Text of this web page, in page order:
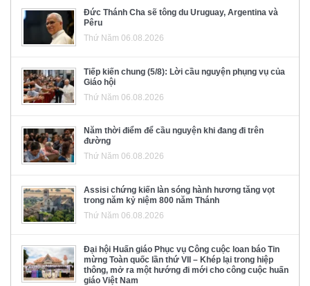
Đức Thánh Cha sẽ tông du Uruguay, Argentina và
Pêru
Thứ Năm 06.08.2026
Tiếp kiến chung (5/8): Lời cầu nguyện phụng vụ của
Giáo hội
Thứ Năm 06.08.2026
Năm thời điểm để cầu nguyện khi đang đi trên
đường
Thứ Năm 06.08.2026
Assisi chứng kiến làn sóng hành hương tăng vọt
trong năm kỷ niệm 800 năm Thánh
Thứ Năm 06.08.2026
Đại hội Huấn giáo Phục vụ Công cuộc loan báo Tin
mừng Toàn quốc lần thứ VII – Khép lại trong hiệp
thông, mở ra một hướng đi mới cho công cuộc huấn
giáo Việt Nam